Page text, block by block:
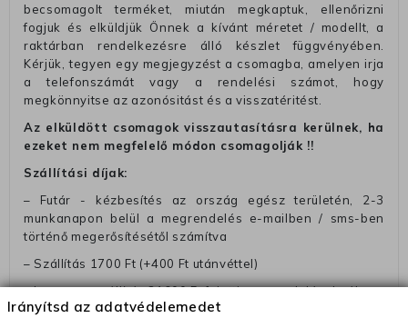
becsomagolt terméket, miután megkaptuk, ellenőrizni
fogjuk és elküldjük Önnek a kívánt méretet / modellt, a
raktárban rendelkezésre álló készlet függvényében.
Kérjük, tegyen egy megjegyzést a csomagba, amelyen irja
a telefonszámát vagy a rendelési számot, hogy
megkönnyitse az azonósitást és a visszatéritést.
Az elküldött csomagok visszautasításra kerülnek, ha
ezeket nem megfelelő módon csomagolják !!
Szállítási díjak:
– Futár - kézbesítés az ország egész területén, 2-3
munkanapon belül a megrendelés e-mailben / sms-ben
történő megerősítésétől számítva
– Szállítás 1700 Ft (+400 Ft utánvéttel)
– Ingyenes szállítás 31600 Ft feletti megrendeléseknél
(+400 Ft utánvétte)
Irányítsd az adatvédelemedet